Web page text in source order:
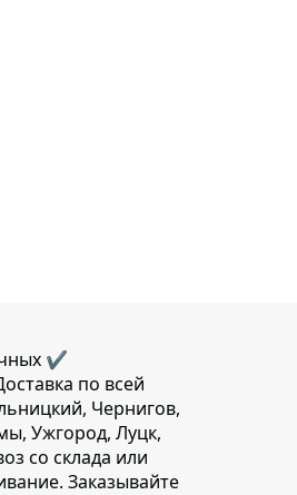
✔️
по всей
Чернигов,
Ужгород, Луцк,
со склада или
Заказывайте